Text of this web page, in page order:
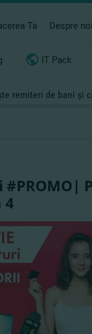
Ta Despre noi
IT Pack
remiteri de bani şi
#PROMO|
4